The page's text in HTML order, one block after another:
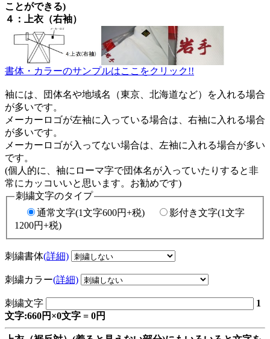
ことができる)
４：上衣（右袖）
書体・カラーのサンプルはここをクリック!!
袖には、団体名や地域名（東京、北海道など）を入れる場合
が多いです。
メーカーロゴが左袖に入っている場合は、右袖に入れる場合
が多いです。
メーカーロゴが入ってない場合は、左袖に入れる場合が多い
です。
(個人的に、袖にローマ字で団体名が入っていたりすると非
常にカッコいいと思います。お勧めです)
刺繍文字のタイプ
通常文字(1文字600円+税)
影付き文字(1文字
1200円+税)
刺繍書体(詳細)
刺繍カラー(詳細)
刺繍文字
1
文字:660円×0文字 = 0円